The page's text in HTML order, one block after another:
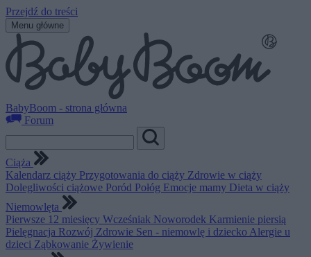
Przejdź do treści
Menu główne
BabyBoom - strona główna
Forum
Ciąża
Kalendarz ciąży Przygotowania do ciąży Zdrowie w ciąży
Dolegliwości ciążowe Poród Połóg Emocje mamy Dieta w ciąży
Niemowlęta
Pierwsze 12 miesięcy Wcześniak Noworodek Karmienie piersią
Pielęgnacja Rozwój Zdrowie Sen - niemowlę i dziecko Alergie u
dzieci Ząbkowanie Żywienie